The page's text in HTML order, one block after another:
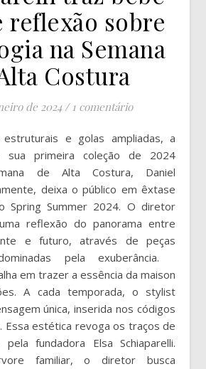
reflexão sobre
na Semana
Costura
de 2024 / 1 comentário
sua primeira coleção de 2024
de Alta Costura, Daniel
deixa o público em êxtase
Spring Summer 2024. O diretor
reflexão do panorama entre
e futuro, através de peças
pela exuberância.
em trazer a essência da maison
A cada temporada, o stylist
única, inserida nos códigos
Essa estética revoga os traços de
fundadora Elsa Schiaparelli.
familiar, o diretor busca